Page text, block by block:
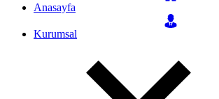
Anasayfa
Kurumsal